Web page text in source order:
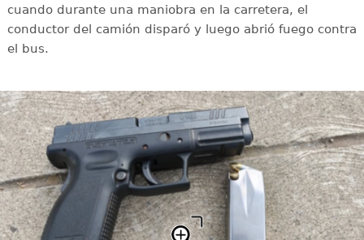
cuando durante una maniobra en la carretera, el
conductor del camión disparó y luego abrió fuego contra
el bus.